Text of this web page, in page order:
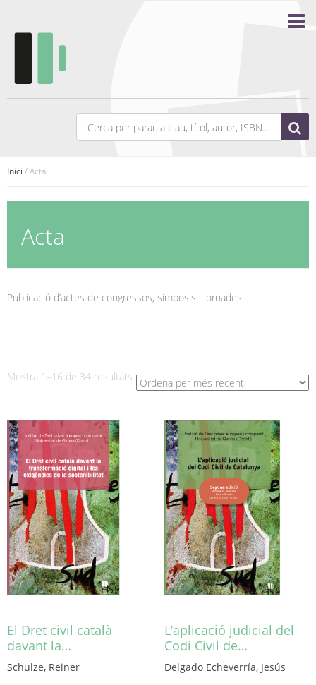
Inici / Acta
Acta
Publicació d’actes de congressos, simposis i jornades
Mostra 1–16 de 34 resultats Ordenat
per
El Dret civil català
davant la…
Schulze, Reiner
L’aplicació judicial del
Codi Civil de…
Delgado Echeverría, Jesús